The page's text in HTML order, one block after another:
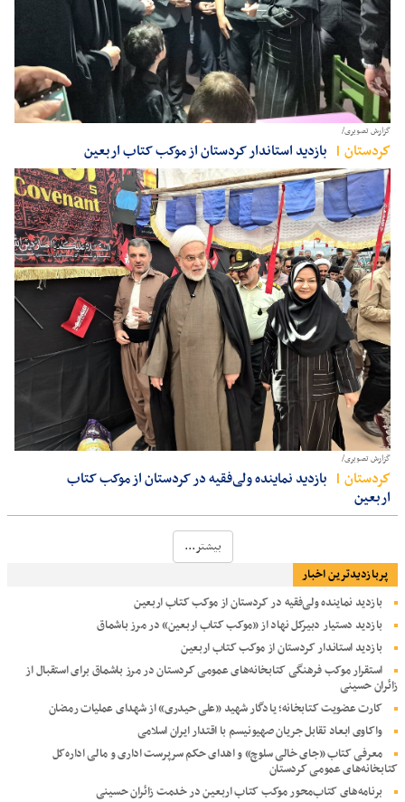
گزارش تصویری/
كردستان بازدید استاندار کردستان از موکب کتاب اربعین
گزارش تصویری/
كردستان
بازدید نماینده ولی‌فقیه در کردستان از موکب کتاب
اربعین
بیشتر...
پربازدیدترین اخبار
بازدید نماینده ولی‌فقیه در کردستان از موکب کتاب اربعین
بازدید دستیار دبیرکل نهاد از «موکب کتاب اربعین» در مرز باشماق
بازدید استاندار کردستان از موکب کتاب اربعین
استقرار موکب فرهنگی کتابخانه‌های عمومی کردستان در مرز باشماق برای استقبال از
زائران حسینی
کارت عضویت کتابخانه؛ یادگار شهید «علی حیدری» از شهدای عملیات رمضان
واکاوی ابعاد تقابل جریان صهیونیسم با اقتدار ایران اسلامی
معرفی کتاب «جای خالی سلوچ» و اهدای حکم سرپرست اداری و مالی اداره‌کل
کتابخانه‌های عمومی کردستان
برنامه‌های کتاب‌محور موکب کتاب اربعین در خدمت زائران حسینی